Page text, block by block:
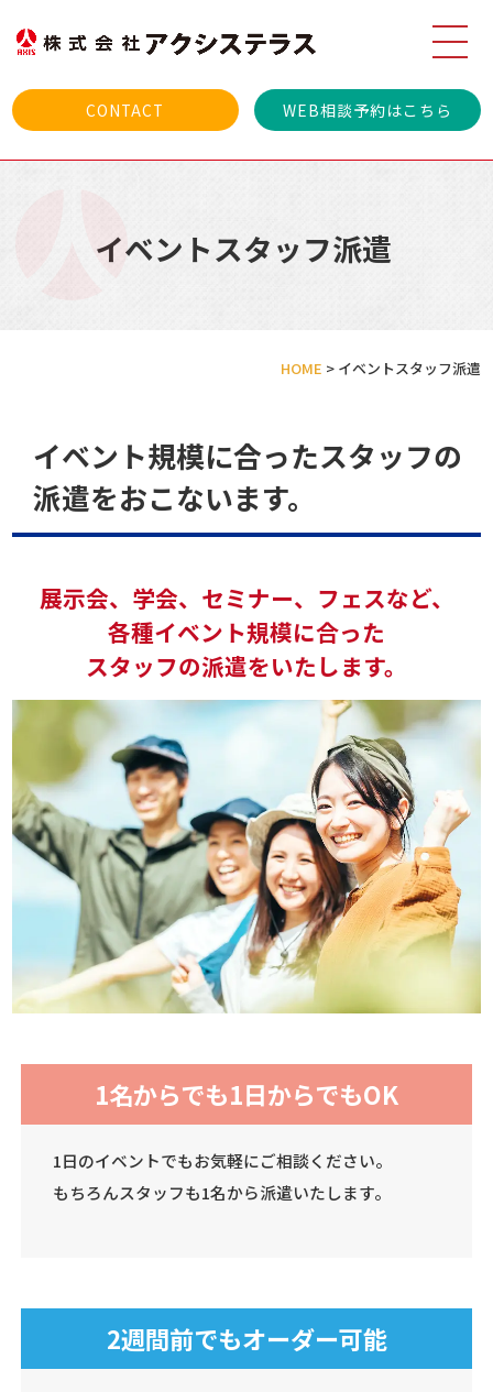
CONTACT WEB相談予約はこちら
イベントスタッフ派遣
HOME > イベントスタッフ派遣
イベント規模に合ったスタッフの
派遣をおこないます。
展示会、学会、セミナー、フェスなど、
各種イベント規模に合った
スタッフの派遣をいたします。
1名からでも1日からでもOK
1日のイベントでもお気軽にご相談ください。
もちろんスタッフも1名から派遣いたします。
2週間前でもオーダー可能